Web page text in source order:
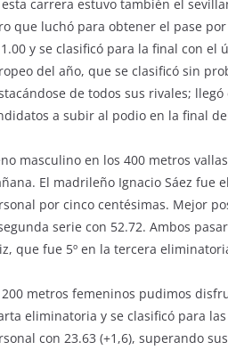
esta carrera estuvo también el
que luchó para obtener el pase
y se clasificó para la final con
del año, que se clasificó sin
de todos sus rivales;
a subir al podio en la final
masculino en los 400 metros
El madrileño Ignacio Sáez fue
por cinco centésimas. Mejor
serie con 52.72. Ambos
que fue 5º en la tercera
200 metros femeninos pudimos
eliminatoria y se clasificó para
con 23.63 (+1,6), superando